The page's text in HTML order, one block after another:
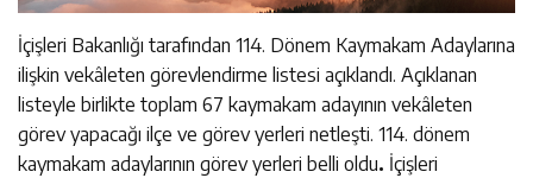
İçişleri Bakanlığı tarafından 114. Dönem Kaymakam Adaylarına
ilişkin vekâleten görevlendirme listesi açıklandı. Açıklanan
listeyle birlikte toplam 67 kaymakam adayının vekâleten
görev yapacağı ilçe ve görev yerleri netleşti. 114. dönem
kaymakam adaylarının görev yerleri belli oldu. İçişleri